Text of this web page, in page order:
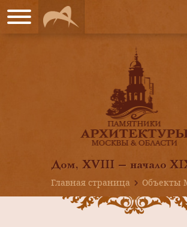
Дом, XVIII — начало
Главная страница
Объекты